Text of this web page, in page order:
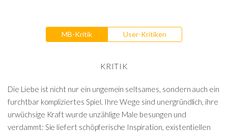
MB-Kritik User-Kritiken
KRITIK
Die Liebe ist nicht nur ein ungemein seltsames, sondern auch ein
furchtbar kompliziertes Spiel. Ihre Wege sind unergründlich, ihre
urwüchsige Kraft wurde unzählige Male besungen und
verdammt: Sie liefert schöpferische Inspiration, existentiellen